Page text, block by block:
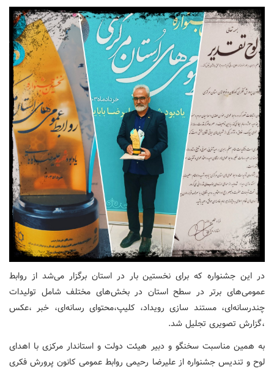
در این جشنواره که برای نخستین بار در استان برگزار می‌شد از روابط
عمومی‌های برتر در سطح استان در بخش‌های مختلف شامل تولیدات
چندرسانه‌ای، مستند سازی رویداد، کلیپ،محتوای رسانه‌ای، خبر ،عکس
،گزارش تصویری تجلیل شد.
به همین مناسبت سخنگو و دبیر هیئت دولت و استاندار مرکزی با اهدای
لوح و تندیس جشنواره از علیرضا رحیمی روابط عمومی کانون پرورش فکری